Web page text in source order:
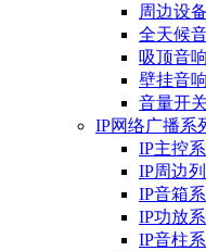
周边设
全天候
吸顶音
壁挂音
音量开
IP网络广播系
IP主控系
IP周边列
IP音箱系
IP功放系
IP音柱系